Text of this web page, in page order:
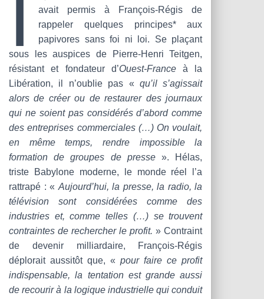
I
avait permis à François-Régis de
rappeler quelques principes* aux
papivores sans foi ni loi. Se plaçant
sous les auspices de Pierre-Henri Teitgen,
résistant et fondateur d’Ouest-Franceà la
Libération, il n’oublie pas « qu’il s’agissait
alors de créer ou de restaurer des journaux
qui ne soient pas considérés d’abord comme
des entreprises commerciales (…) On voulait,
en même temps, rendre impossible la
formation de groupes de presse». Hélas,
triste Babylone moderne, le monde réel l’a
rattrapé : « Aujourd’hui, la presse, la radio, la
télévision sont considérées comme des
industries et, comme telles (…) se trouvent
contraintes de rechercher le profit. » Contraint
de devenir milliardaire, François-Régis
déplorait aussitôt que, «pour faire ce profit
indispensable, la tentation est grande aussi
de recourir à la logique industrielle qui conduit